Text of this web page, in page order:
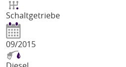
Schaltgetriebe
09/2015